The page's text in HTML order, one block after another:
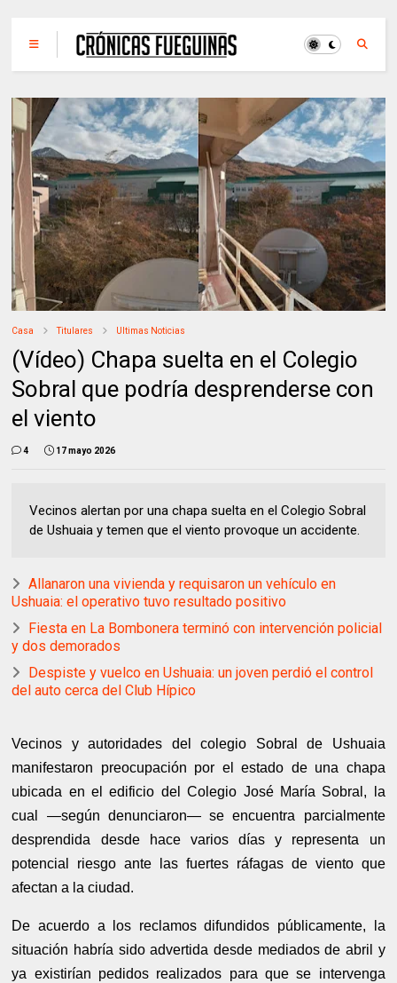
Casa Titulares Ultimas Noticias
(Vídeo) Chapa suelta en el Colegio
Sobral que podría desprenderse con
el viento
4 17 mayo 2026
Vecinos alertan por una chapa suelta en el Colegio Sobral
de Ushuaia y temen que el viento provoque un accidente.
Allanaron una vivienda y requisaron un vehículo en
Ushuaia: el operativo tuvo resultado positivo
Fiesta en La Bombonera terminó con intervención policial
y dos demorados
Despiste y vuelco en Ushuaia: un joven perdió el control
del auto cerca del Club Hípico
Vecinos y autoridades del colegio Sobral de Ushuaia
manifestaron preocupación por el estado de una chapa
ubicada en el edificio del Colegio José María Sobral, la
cual —según denunciaron— se encuentra parcialmente
desprendida desde hace varios días y representa un
potencial riesgo ante las fuertes ráfagas de viento que
afectan a la ciudad.
De acuerdo a los reclamos difundidos públicamente, la
situación habría sido advertida desde mediados de abril y
ya existirían pedidos realizados para que se intervenga